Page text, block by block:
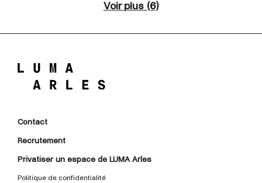
Voir plus (6)
Contact
Recrutement
Privatiser un espace de LUMA Arles
Politique de confidentialité